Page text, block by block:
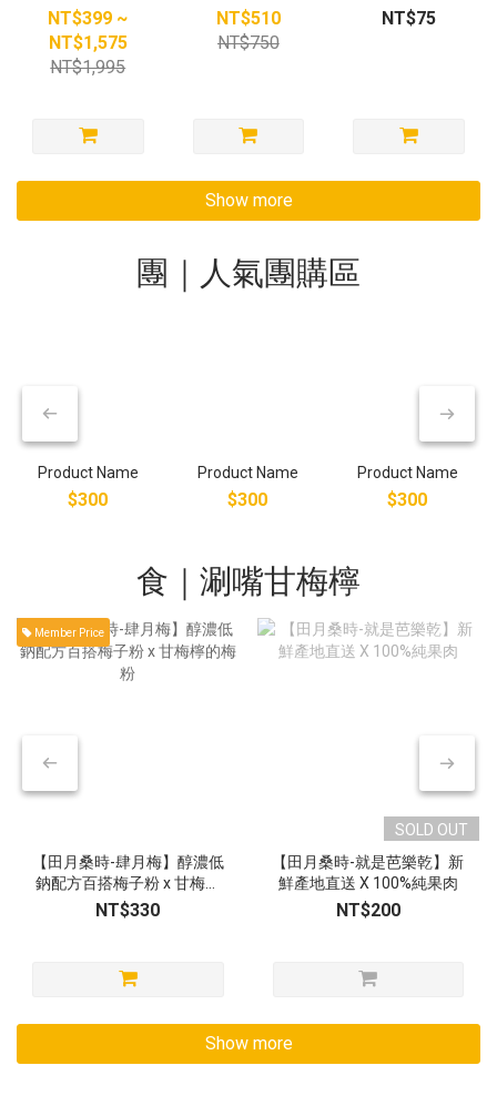
NT$399 ~
NT$1,575
NT$1,995
時68折
NT$510
NT$750
乾水
NT$75
Show more
團｜人氣團購區
Product Name
$300
Product Name
$300
Product Name
$300
食｜涮嘴甘梅檸
Member Price
【田月桑時-肆月梅】醇濃低
鈉配方百搭梅子粉 x 甘梅檸
的梅粉
NT$330
SOLD OUT
【田月桑時-就是芭樂乾】新
鮮產地直送 X 100%純果肉
NT$200
Show more